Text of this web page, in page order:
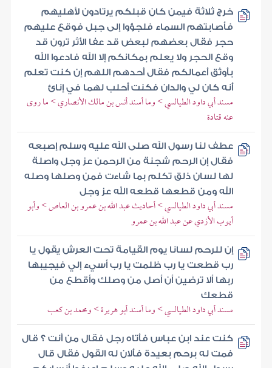
خرج ثلاثة فيمن كان قبلكم يرتادون لأهليهم
فأصابتهم السماء فلجؤوا إلى جبل فوقع عليهم
حجر فقال بعضهم لبعض قد عفا الأثر ترون قد
وقع الحجر ولا يعلم بمكانكم إلا الله فادعوا الله
بأوثق أعمالكم فقال أحدهم اللهم إن كنت تعلم
أنه كان لي والدان فكنت أحلب لهما في إنائ
مسند أبي داود الطيالسي > وما أسند أنس بن مالك الأنصاري > ما روى
عنه قتادة
عطف لنا رسول الله صلى الله عليه وسلم إصبعه
فقال إن الرحم شجنة من الرحمن عز وجل واصلة
لها لسان ذلق تكلم بما شاءت فمن وصلها وصله
الله ومن قطعها قطعه الله عز وجل
مسند أبي داود الطيالسي > أحاديث عبد الله بن عمرو بن العاص > وأبو
أيوب الأزدي عن عبد الله بن عمرو
إن للرحم لسانا يوم القيامة تحت العرش يقول يا
رب قطعت يا رب ظلمت يا رب أسيء إلي فيجيبها
ربها ألا ترضين أن أصل من وصلك وأقطع من
قطعك
مسند أبي داود الطيالسي > وما أسند أبو هريرة > ومحمد بن كعب
كنت عند ابن عباس فأتاه رجل فقال من أنت ؟ قال
فمت له برحم بعيدة فألان له القول فقال قال